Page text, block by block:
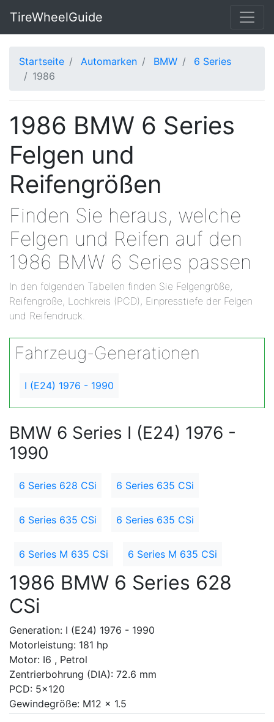
TireWheelGuide
Startseite Automarken BMW
6 Series
1986
1986 BMW 6 Series
Felgen und
Reifengrößen
Finden Sie heraus, welche
Felgen und Reifen auf den
1986 BMW 6 Series passen
In den folgenden Tabellen finden Sie Felgengröße,
Reifengröße, Lochkreis (PCD), Einpresstiefe der Felgen
und Reifendruck.
Fahrzeug-Generationen
I (E24) 1976 - 1990
BMW 6 Series I (E24) 1976 -
1990
6 Series 628 CSi 6 Series 635 CSi
6 Series 635 CSi 6 Series 635 CSi
6 Series M 635 CSi 6 Series M 635 CSi
1986 BMW 6 Series 628
CSi
Generation: I (E24) 1976 - 1990
Motorleistung: 181 hp
Motor: I6 , Petrol
Zentrierbohrung (DIA): 72.6 mm
PCD: 5x120
Gewindegröße: M12 x 1.5